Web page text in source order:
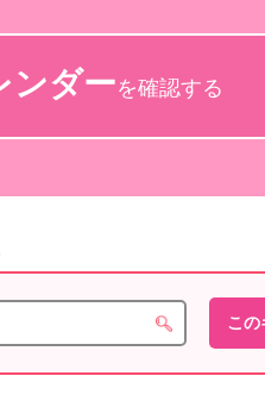
ンダーを確認する